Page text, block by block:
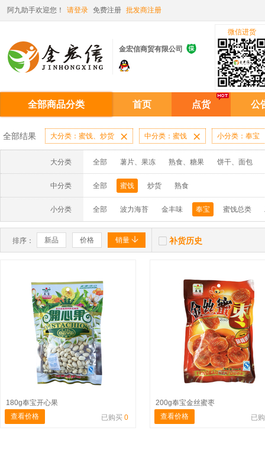
阿九助手欢迎您！ 请登录 免费注册 批发商注册
金宏信商贸有限公司 
微信进货
全部商品分类 首页 点货 公
全部结果 大分类：蜜饯、炒货  中分类：蜜饯  小分类：奉宝
大分类 全部 薯片、果冻 熟食、糖果 饼干、面包
中分类 全部 蜜饯 炒货 熟食
小分类 全部 波力海苔 金丰味 奉宝 蜜饯总类
排序： 新品 价格 销量   补货历史
180g奉宝开心果
查看价格
已购买 0
200g奉宝金丝蜜枣
查看价格
已